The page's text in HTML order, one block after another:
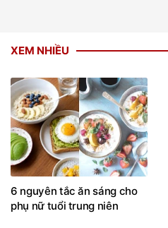
XEM NHIỀU
6 nguyên tắc ăn sáng cho
phụ nữ tuổi trung niên